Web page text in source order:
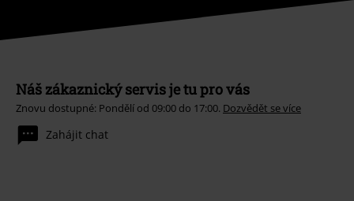
Náš zákaznický servis je tu pro vás
Znovu dostupné: Pondělí od 09:00 do 17:00. Dozvědět se více
Zahájit chat